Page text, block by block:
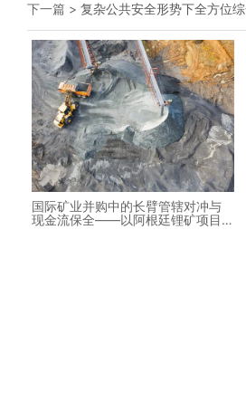
下一篇 > 复杂公共安全形势下全方位
国际矿业并购中的长臂管辖对冲与
现金流保全——以阿根廷锂矿项目